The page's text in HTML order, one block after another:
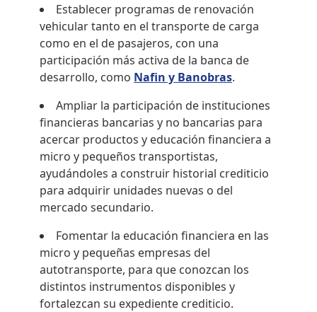
Establecer programas de renovación
vehicular tanto en el transporte de carga
como en el de pasajeros, con una
participación más activa de la banca de
desarrollo, como Nafin y Banobras.
Ampliar la participación de instituciones
financieras bancarias y no bancarias para
acercar productos y educación financiera a
micro y pequeños transportistas,
ayudándoles a construir historial crediticio
para adquirir unidades nuevas o del
mercado secundario.
Fomentar la educación financiera en las
micro y pequeñas empresas del
autotransporte, para que conozcan los
distintos instrumentos disponibles y
fortalezcan su expediente crediticio.